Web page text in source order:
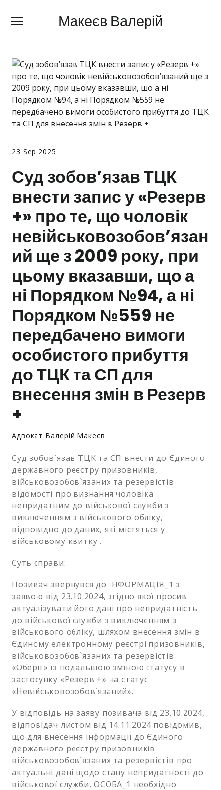
Макеєв Валерій
Макеєв Валерій
Про мене
Сфери діяльності
Правила
Ціни
Контакти
Новини
Залишити заявку
23 Sep 2025
Суд зобов’язав ТЦК
внести запис у «Резерв
+» про те, що чоловік
невійськовозобов’язан
ий ще з 2009 року, при
цьому вказавши, що а
ні Порядком №94, а ні
Порядком №559 не
передбачено вимоги
особистого прибуття
до ТЦК та СП для
внесення змін в Резерв
+
Адвокат Валерій Макеєв
Суд зобов`язав ТЦК та СП внести до Єдиного
державного реєстру призовників,
військовозобов`язаних та резервістів
відомості про визнання чоловіка
непридатним до військової служби з
виключенням з військового обліку,
відповідно до даних, які містяться у
військовому квитку .
Суть справи:
Позивач звернувся до ІНФОРМАЦІЯ_1 з
заявою від 23.10.2024, згідно якої просив
актуалізувати його дані про непридатність
до військової служби з виключенням з
військового обліку, шляхом внесення змін в
Єдиному електронному реєстрі призовників,
військовозобов`язаних та резервістів
«Оберіг» із подальшою зміною статусу в
застосунку «Резерв +» на статус
«Невійськовозобов`язаний».
У відповідь на заяву позивача від 23.10.2024,
відповідач листом від 14.11.2024 повідомив,
що для внесення інформації до Єдиного
державного реєстру призовників
військовозобов`язаних та резервістів про
актуальні дані щодо стану непридатності до
військової служби, ОСОБА_1 необхідно